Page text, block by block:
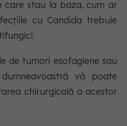
care stau la baza, cum ar
cu Candida trebuie
de tumori esofagiene sau
vă poate
chirurgicală a acestor